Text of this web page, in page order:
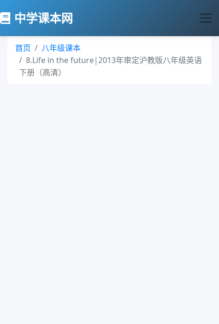
中学课本网
首页
八年级课本
8.Life in the future|2013年审定沪教版八年级英语
下册（高清）